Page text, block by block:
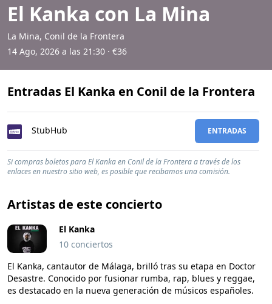
El Kanka con La Mina
14 Ago, 2026 a las 21:30 · €36
La Mina, Conil de la Frontera
Entradas El Kanka en Conil de la Frontera
StubHub ENTRADAS
Si compras boletos para El Kanka en Conil de la Frontera a través de los
enlaces en nuestro sitio web, es posible que recibamos una comisión.
Artistas de este concierto
El Kanka
10 conciertos
El Kanka, cantautor de Málaga, brilló tras su etapa en Doctor
Desastre. Conocido por fusionar rumba, rap, blues y reggae,
es destacado en la nueva generación de músicos españoles.